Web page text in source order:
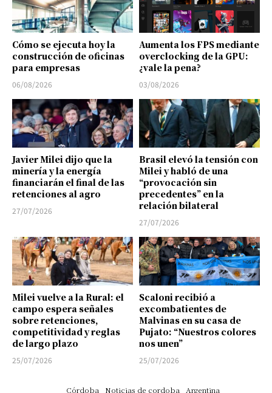
Cómo se ejecuta hoy la
construcción de oficinas
para empresas
06/08/2026
Aumenta los FPS mediante
overclocking de la GPU:
¿vale la pena?
03/08/2026
Javier Milei dijo que la
minería y la energía
financiarán el final de las
retenciones al agro
27/07/2026
Brasil elevó la tensión con
Milei y habló de una
“provocación sin
precedentes” en la
relación bilateral
27/07/2026
Milei vuelve a la Rural: el
campo espera señales
sobre retenciones,
competitividad y reglas
de largo plazo
25/07/2026
Scaloni recibió a
excombatientes de
Malvinas en su casa de
Pujato: “Nuestros colores
nos unen”
25/07/2026
Córdoba Noticias de cordoba Argentina